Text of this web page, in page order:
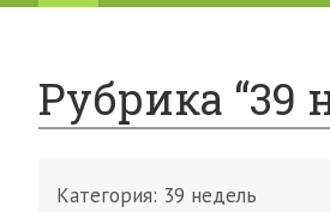
Рубрика “39
Категория: 39 недель